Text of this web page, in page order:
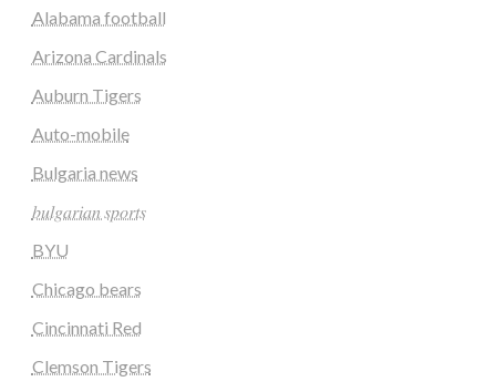
Alabama football
Arizona Cardinals
Auburn Tigers
Auto-mobile
Bulgaria news
𝑏𝑢𝑙𝑔𝑎𝑟𝑖𝑎𝑛 𝑠𝑝𝑜𝑟𝑡𝑠
BYU
Chicago bears
Cincinnati Red
Clemson Tigers